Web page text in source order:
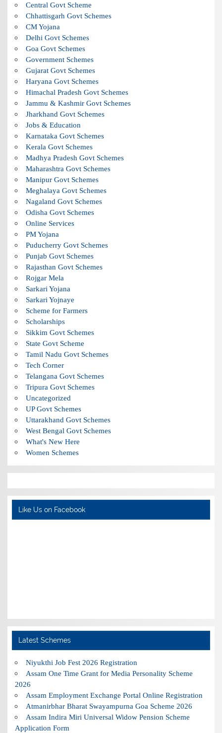
Central Govt Scheme
Chhattisgarh Govt Schemes
CM Yojana
Delhi Govt Schemes
Goa Govt Schemes
Government Schemes
Gujarat Govt Schemes
Haryana Govt Schemes
Himachal Pradesh Govt Schemes
Jammu & Kashmir Govt Schemes
Jharkhand Govt Schemes
Jobs & Education
Karnataka Govt Schemes
Kerala Govt Schemes
Madhya Pradesh Govt Schemes
Maharashtra Govt Schemes
Manipur Govt Schemes
Meghalaya Govt Schemes
Nagaland Govt Schemes
Odisha Govt Schemes
Online Services
PM Yojana
Puducherry Govt Schemes
Punjab Govt Schemes
Rajasthan Govt Schemes
Rojgar Mela
Sarkari Yojana
Sarkari Yojnaye
Scheme for Farmers
Scholarships
Sikkim Govt Schemes
State Govt Scheme
Tamil Nadu Govt Schemes
Tech Corner
Telangana Govt Schemes
Tripura Govt Schemes
Uncategorized
UP Govt Schemes
Uttarakhand Govt Schemes
West Bengal Govt Schemes
What's New Here
Women Schemes
Like Us on Facebook
Latest Schemes
Niyukthi Job Fest 2026 Registration
Assam One Time Grant for Media Personality Scheme
2026
Assam Employment Exchange Portal Online Registration
Atmanirbhar Bharat Swayampurna Goa Scheme 2026
Assam Indira Miri Universal Widow Pension Scheme
Application Form